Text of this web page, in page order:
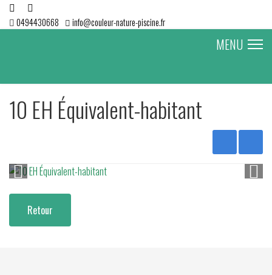
0494430668 info@couleur-nature-piscine.fr
MENU
10 EH Équivalent-habitant
Retour